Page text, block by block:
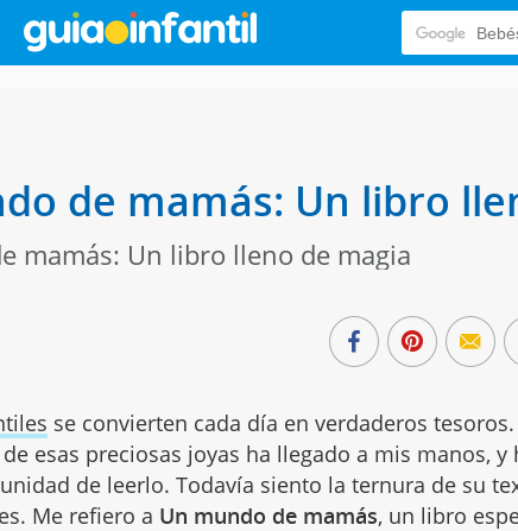
de mamás: Un libro
mamás: Un libro lleno de magia
se convierten cada día en verdaderos tesoros.
esas preciosas joyas ha llegado a mis manos, y
de leerlo. Todavía siento la ternura de su
Me refiero a Un mundo de mamás, un libro